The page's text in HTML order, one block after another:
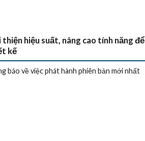
hiệu suất, nâng cao tính năng để
kế
báo về việc phát hành phiên bản mới nhất